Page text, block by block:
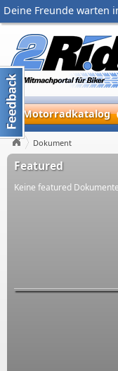
Deine Freunde warten
Motorradkatalog
Dokument
Featured
Keine featured